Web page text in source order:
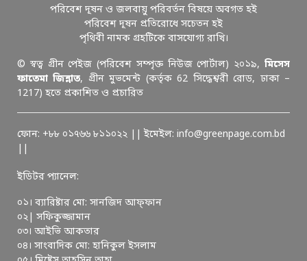
পরিবেশ দূষন ও জলবায়ু পরিবর্তন বিষয়ে অবগত হই
পরিবেশ দূষন প্রতিরোধে সচেতন হই
পৃথিবী নামক গ্রহটিকে বাসযোগ্য রাখি।
© স্বত্ব গ্রীন পেইজ (পরিবেশ সম্পৃক্ত নিউজ পোর্টাল) ২০১৯, মিসেস
ফাতেমা জিন্নাত, গ্রীন মুভমেন্ট (কর্তৃক 62 সিদ্ধেশ্বরী রোড, ঢাকা –
1217) হতে প্রকাশিত ও প্রচারিত
ফোন: +৮৮ ০১৭৬৬ ৮১১০২২ || ইমেইল: info@greenpage.com.bd
ইডিটর প্যানেল:
০১। ব্যারিষ্টার মো: সানজিদ আফ্ফান
০২| সফিকুজ্জামান
০৩। আইভি আকতার
০৪। সাংবাদিক মো: হানিকুল ইসলাম